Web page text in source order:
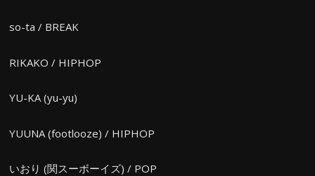
so-ta / BREAK
RIKAKO / HIPHOP
YU-KA (yu-yu)
YUUNA (footlooze) / HIPHOP
いおり (関スーボーイズ) / POP